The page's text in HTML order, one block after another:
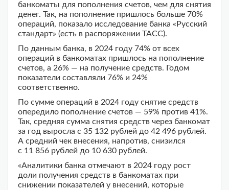
банкоматы для пополнения счетов, чем для снятия
денег. Так, на пополнение пришлось больше 70%
операций, показало исследование банка «Русский
стандарт» (есть в распоряжении ТАСС).
По данным банка, в 2024 году 74% от всех
операций в банкоматах пришлось на пополнение
счетов, а 26% — на получение средств. Годом
показатели составляли 76% и 24%
соответственно.
По сумме операций в 2024 году снятие средств
опередило пополнение счетов — 59% против 41%.
Так, средняя сумма снятия средств через банкомат
за год выросла с 35 132 рублей до 42 496 рублей.
А средний чек внесения, напротив, снизился
с 11 856 рублей до 10 630 рублей.
«Аналитики банка отмечают в 2024 году рост
доли получения средств в банкоматах при
снижении показателей у внесений, которые